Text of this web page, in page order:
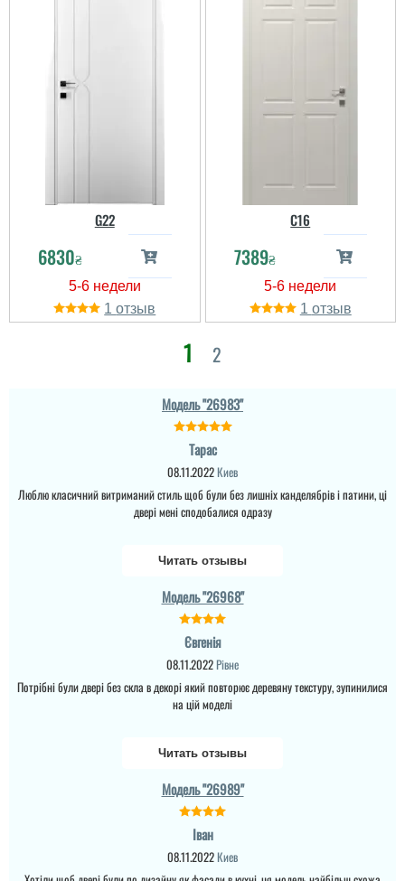
G22
6830₴
1
C16
7389₴
1
1 2
Модель "26983"
Тарас
08.11.2022Киев
Люблю класичний витриманий стиль щоб були без лишніх канделябрів і патини, ці
двері мені сподобалися одразу
Читать отзывы
Модель "26968"
Євгенія
08.11.2022Рівне
Потрібні були двері без скла в декорі який повторює деревяну текстуру, зупинилися
на цій моделі
Читать отзывы
Модель "26989"
Іван
08.11.2022Киев